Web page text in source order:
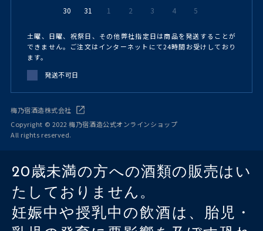
30 31 1 2 3 4 5
土曜、日曜、祝祭日、その他弊社指定日は商品を発送することが
できません。ご注文はインターネットにて24時間お受けしており
ます。
発送不可日
梅乃宿酒造株式会社
Copyright © 2022 梅乃宿酒造公式オンラインショップ
All rights reserved.
20歳未満の方への酒類の販売はい
たしておりません。
妊娠中や授乳中の飲酒は、胎児・